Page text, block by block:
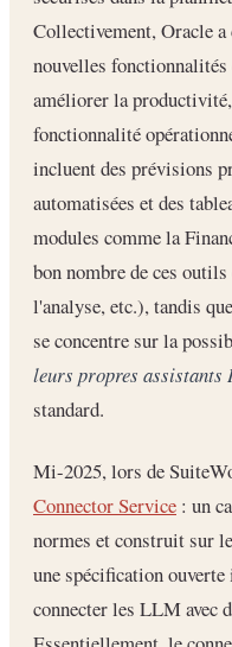
Collectivement, Oracle a
nouvelles
améliorer la
fonctionnalité
incluent des prévisions
automatisées et des
modules comme la
bon nombre de ces
l'analyse, etc.), tandis
se concentre sur la
leurs propres assistants
standard.
Mi-2025, lors de
Connector Service : un
normes et construit sur le
une spécification
connecter les LLM avec